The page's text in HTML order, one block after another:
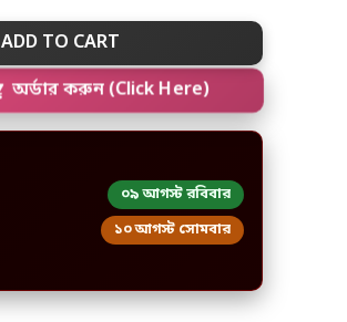
ADD TO CART
অর্ডার করুন (Click Here)
০৯ আগস্ট রবিবার
১০ আগস্ট সোমবার